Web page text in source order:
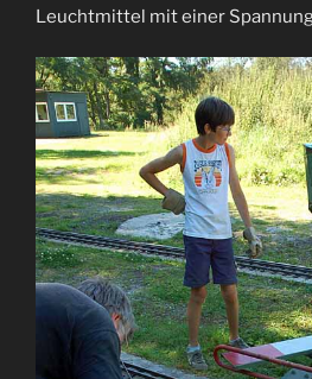
Leuchtmittel mit einer